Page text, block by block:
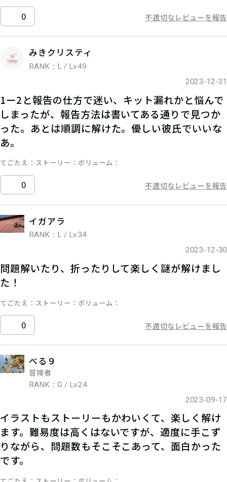
0 不適切なレビューを報告
みきクリスティ
RANK：L / Lv.49
2023-12-31
1ー2と報告の仕方で迷い、キット漏れかと悩んで
しまったが、報告方法は書いてある通りで見つか
った。あとは順調に解けた。優しい彼氏でいいな
あ。
てごたえ ストーリー ボリューム
0 不適切なレビューを報告
イガアラ
RANK：L / Lv.34
2023-12-30
問題解いたり、折ったりして楽しく謎が解けまし
た！
てごたえ ストーリー ボリューム
0 不適切なレビューを報告
べる９
冒険者
RANK：G / Lv.24
2023-09-17
イラストもストーリーもかわいくて、楽しく解け
ます。難易度は高くはないですが、適度に手こず
りながら、問題数もそこそこあって、面白かった
です。